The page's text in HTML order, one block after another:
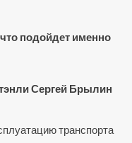
подойдет именно
Сергей Брылин
транспорта